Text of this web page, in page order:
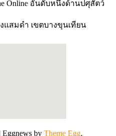
Online อันดับหนึ่งด้านปศุสัตว์
แสมดำ เขตบางขุนเทียน
Eggnews by Theme Egg.